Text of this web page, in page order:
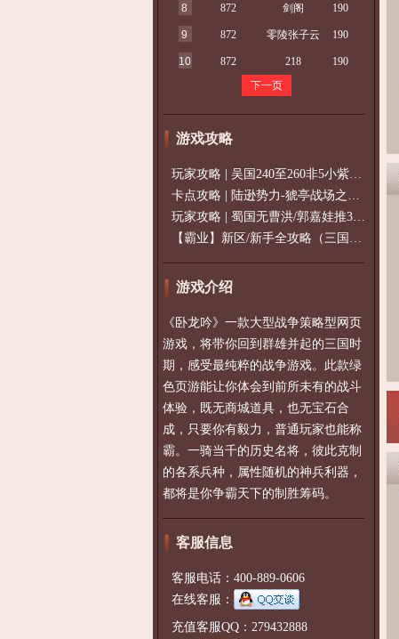
8 872 剑阁 190
9 872 零陵张子云 190
10 872 218
190
下一页
游戏攻略
玩家攻略 | 吴国240至260非5小紫过策免
卡点攻略 | 陆逊势力-猇亭战场之陆逊
玩家攻略 | 蜀国无曹洪/郭嘉娃推375级，
【霸业】新区/新手全攻略（三国通用）2
游戏介绍
《卧龙吟》一款大型战争策略型网页
游戏，将带你回到群雄并起的三国时
期，感受最纯粹的战争游戏。此款绿
色页游能让你体会到前所未有的战斗
体验，既无商城道具，也无宝石合
成，只要你有毅力，普通玩家也能称
霸。一骑当千的历史名将，彼此克制
的各系兵种，属性随机的神兵利器，
都将是你争霸天下的制胜筹码。
客服信息
客服电话：400-889-0606
在线客服：
充值客服QQ：279432888